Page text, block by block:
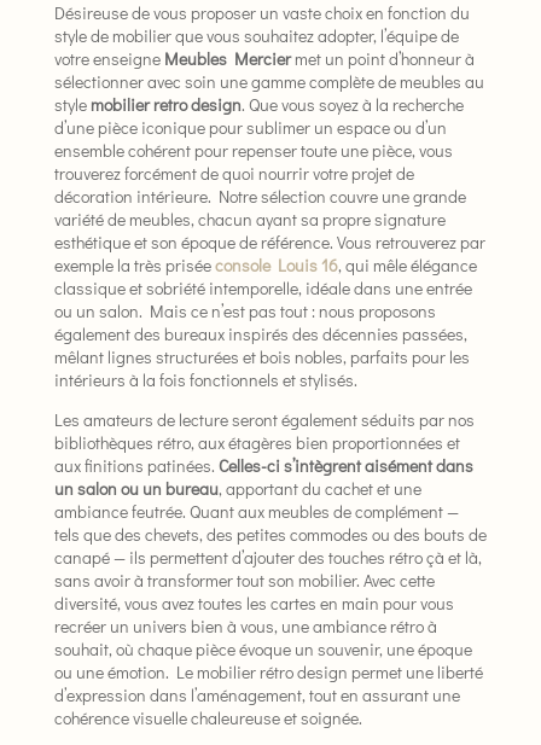
Désireuse de vous proposer un vaste choix en fonction du
style de mobilier que vous souhaitez adopter, l’équipe de
votre enseigne Meubles Merciermet un point d’honneur à
sélectionner avec soin une gamme complète de meubles au
style mobilier retro design. Que vous soyez à la recherche
d’une pièce iconique pour sublimer un espace ou d’un
ensemble cohérent pour repenser toute une pièce, vous
trouverez forcément de quoi nourrir votre projet de
décoration intérieure. Notre sélection couvre une grande
variété de meubles, chacun ayant sa propre signature
esthétique et son époque de référence. Vous retrouverez par
exemple la très priséeconsole Louis 16, qui mêle élégance
classique et sobriété intemporelle, idéale dans une entrée
ou un salon. Mais ce n’est pas tout : nous proposons
également des bureaux inspirés des décennies passées,
mêlant lignes structurées et bois nobles, parfaits pour les
intérieurs à la fois fonctionnels et stylisés.
Les amateurs de lecture seront également séduits par nos
bibliothèques rétro, aux étagères bien proportionnées et
aux finitions patinées. Celles-ci s’intègrent aisément dans
un salon ou un bureau, apportant du cachet et une
ambiance feutrée. Quant aux meubles de complément —
tels que des chevets, des petites commodes ou des bouts de
canapé — ils permettent d’ajouter des touches rétro çà et là,
sans avoir à transformer tout son mobilier. Avec cette
diversité, vous avez toutes les cartes en main pour vous
recréer un univers bien à vous, une ambiance rétro à
souhait, où chaque pièce évoque un souvenir, une époque
ou une émotion. Le mobilier rétro design permet une liberté
d’expression dans l’aménagement, tout en assurant une
cohérence visuelle chaleureuse et soignée.